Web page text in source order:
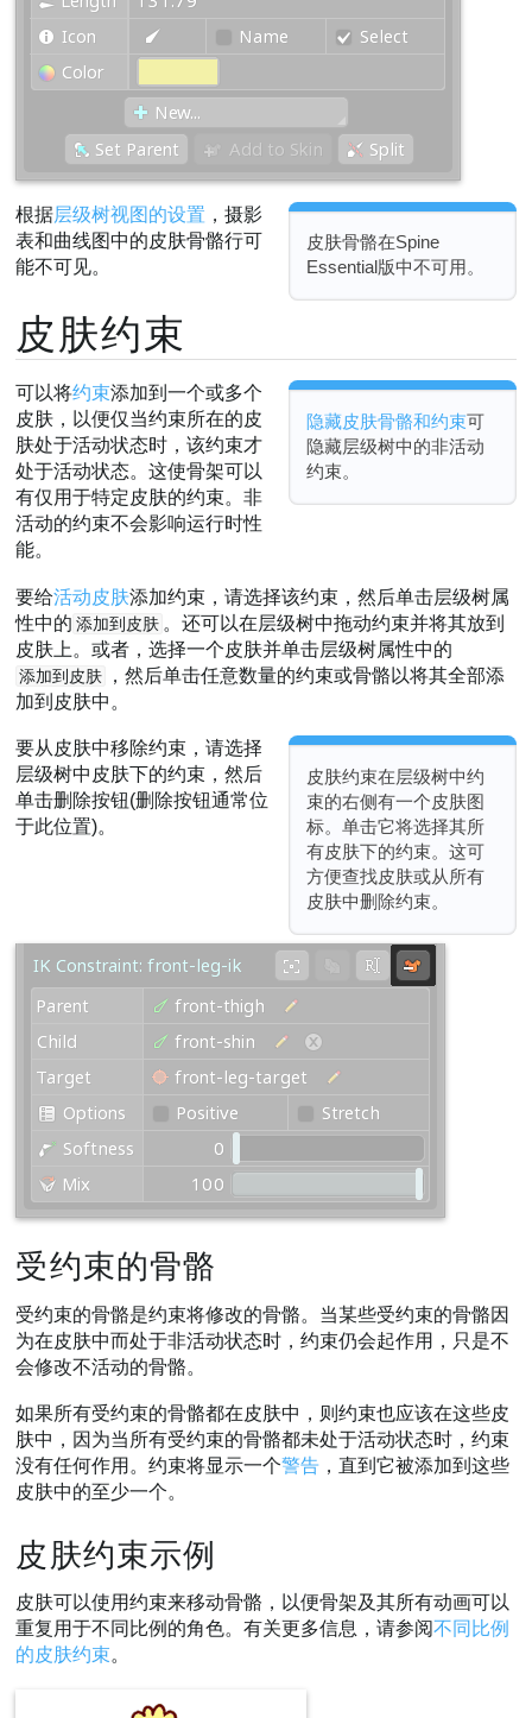
皮肤骨骼在Spine
Essential版中不可用。
根据层级树视图的设置 ，摄影
表和曲线图中的皮肤骨骼行可
能不可见。
皮肤约束
隐藏皮肤骨骼和约束可
隐藏层级树中的非活动
约束。
可以将约束添加到一个或多个
皮肤，以便仅当约束所在的皮
肤处于活动状态时，该约束才
处于活动状态。这使骨架可以
有仅用于特定皮肤的约束。非
活动的约束不会影响运行时性
能。
要给活动皮肤添加约束，请选择该约束，然后单击层级树属
性中的 添加到皮肤 。还可以在层级树中拖动约束并将其放到
皮肤上。或者，选择一个皮肤并单击层级树属性中的
添加到皮肤
，然后单击任意数量的约束或骨骼以将其全部添
加到皮肤中。
皮肤约束在层级树中约
束的右侧有一个皮肤图
标。单击它将选择其所
有皮肤下的约束。这可
方便查找皮肤或从所有
皮肤中删除约束。
要从皮肤中移除约束，请选择
层级树中皮肤下的约束，然后
单击删除按钮(删除按钮通常位
于此位置)。
受约束的骨骼
受约束的骨骼是约束将修改的骨骼。当某些受约束的骨骼因
为在皮肤中而处于非活动状态时，约束仍会起作用，只是不
会修改不活动的骨骼。
如果所有受约束的骨骼都在皮肤中，则约束也应该在这些皮
肤中，因为当所有受约束的骨骼都未处于活动状态时，约束
没有任何作用。约束将显示一个警告 ，直到它被添加到这些
皮肤中的至少一个。
皮肤约束示例
皮肤可以使用约束来移动骨骼，以便骨架及其所有动画可以
重复用于不同比例的角色。有关更多信息，请参阅不同比例
的皮肤约束。